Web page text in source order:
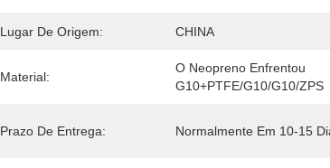
Lugar De Origem: CHINA
Material:
O Neopreno Enfrentou
G10+PTFE/G10/G10/ZPS
Prazo De Entrega: Normalmente Em 10-15